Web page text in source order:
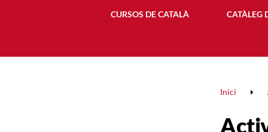
CURSOS DE CATALÀ CATÀLEG
Inici